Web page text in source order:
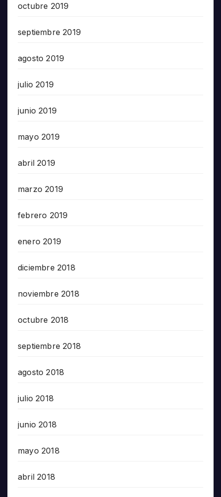
octubre 2019
septiembre 2019
agosto 2019
julio 2019
junio 2019
mayo 2019
abril 2019
marzo 2019
febrero 2019
enero 2019
diciembre 2018
noviembre 2018
octubre 2018
septiembre 2018
agosto 2018
julio 2018
junio 2018
mayo 2018
abril 2018